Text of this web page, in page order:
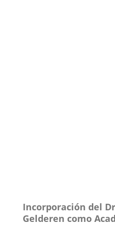
Incorporación del
Gelderen como